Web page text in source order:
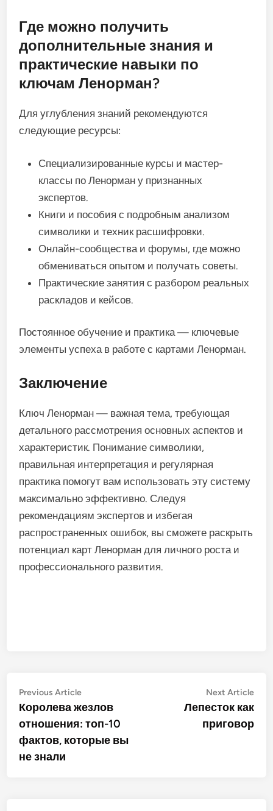
Где можно получить
дополнительные знания и
практические навыки по
ключам Ленорман?
Для углубления знаний рекомендуются
следующие ресурсы:
Специализированные курсы и мастер-
классы по Ленорман у признанных
экспертов.
Книги и пособия с подробным анализом
символики и техник расшифровки.
Онлайн-сообщества и форумы, где можно
обмениваться опытом и получать советы.
Практические занятия с разбором реальных
раскладов и кейсов.
Постоянное обучение и практика — ключевые
элементы успеха в работе с картами Ленорман.
Заключение
Ключ Ленорман — важная тема, требующая
детального рассмотрения основных аспектов и
характеристик. Понимание символики,
правильная интерпретация и регулярная
практика помогут вам использовать эту систему
максимально эффективно. Следуя
рекомендациям экспертов и избегая
распространенных ошибок, вы сможете раскрыть
потенциал карт Ленорман для личного роста и
профессионального развития.
Post
navigation
Previous ArticlePrevious
article:
Королева жезлов
отношения: топ-10
фактов, которые вы
не знали
Next Article
Лепесток как
приговор